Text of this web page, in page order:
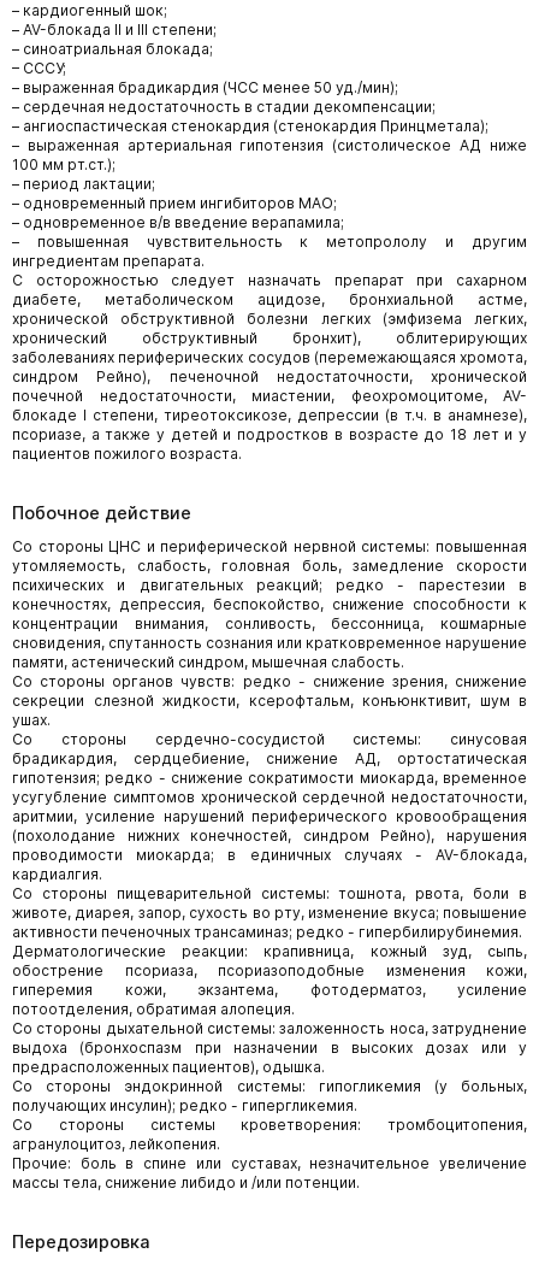
– кардиогенный шок;
– AV-блокада II и III степени;
– синоатриальная блокада;
– СССУ;
– выраженная брадикардия (ЧСС менее 50 уд./мин);
– сердечная недостаточность в стадии декомпенсации;
– ангиоспастическая стенокардия (стенокардия Принцметала);
– выраженная артериальная гипотензия (систолическое АД ниже
100 мм рт.ст.);
– период лактации;
– одновременный прием ингибиторов МАО;
– одновременное в/в введение верапамила;
– повышенная чувствительность к метопрололу и другим
ингредиентам препарата.
С осторожностью следует назначать препарат при сахарном
диабете, метаболическом ацидозе, бронхиальной астме,
хронической обструктивной болезни легких (эмфизема легких,
хронический обструктивный бронхит), облитерирующих
заболеваниях периферических сосудов (перемежающаяся хромота,
синдром Рейно), печеночной недостаточности, хронической
почечной недостаточности, миастении, феохромоцитоме, AV-
блокаде I степени, тиреотоксикозе, депрессии (в т.ч. в анамнезе),
псориазе, а также у детей и подростков в возрасте до 18 лет и у
пациентов пожилого возраста.
Побочное действие
Со стороны ЦНС и периферической нервной системы: повышенная
утомляемость, слабость, головная боль, замедление скорости
психических и двигательных реакций; редко - парестезии в
конечностях, депрессия, беспокойство, снижение способности к
концентрации внимания, сонливость, бессонница, кошмарные
сновидения, спутанность сознания или кратковременное нарушение
памяти, астенический синдром, мышечная слабость.
Со стороны органов чувств: редко - снижение зрения, снижение
секреции слезной жидкости, ксерофтальм, конъюнктивит, шум в
ушах.
Со стороны сердечно-сосудистой системы: синусовая
брадикардия, сердцебиение, снижение АД, ортостатическая
гипотензия; редко - снижение сократимости миокарда, временное
усугубление симптомов хронической сердечной недостаточности,
аритмии, усиление нарушений периферического кровообращения
(похолодание нижних конечностей, синдром Рейно), нарушения
проводимости миокарда; в единичных случаях - AV-блокада,
кардиалгия.
Со стороны пищеварительной системы: тошнота, рвота, боли в
животе, диарея, запор, сухость во рту, изменение вкуса; повышение
активности печеночных трансаминаз; редко - гипербилирубинемия.
Дерматологические реакции: крапивница, кожный зуд, сыпь,
обострение псориаза, псориазоподобные изменения кожи,
гиперемия кожи, экзантема, фотодерматоз, усиление
потоотделения, обратимая алопеция.
Со стороны дыхательной системы: заложенность носа, затруднение
выдоха (бронхоспазм при назначении в высоких дозах или у
предрасположенных пациентов), одышка.
Со стороны эндокринной системы: гипогликемия (у больных,
получающих инсулин); редко - гипергликемия.
Со стороны системы кроветворения: тромбоцитопения,
агранулоцитоз, лейкопения.
Прочие: боль в спине или суставах, незначительное увеличение
массы тела, снижение либидо и /или потенции.
Передозировка